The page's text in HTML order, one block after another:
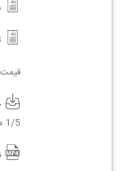
1/5 مگا بایت